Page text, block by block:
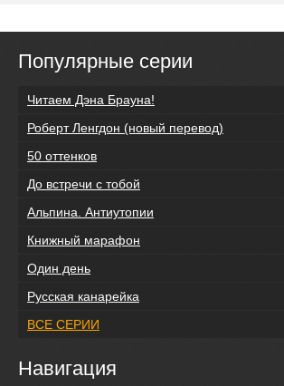
Популярные серии
Читаем Дэна Брауна!
Роберт Ленгдон (новый перевод)
50 оттенков
До встречи с тобой
Альпина. Антиутопии
Книжный марафон
Один день
Русская канарейка
ВСЕ СЕРИИ
Навигация